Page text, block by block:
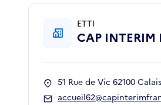
ETTI
CAP INTERIM
51 Rue de Vic 62100